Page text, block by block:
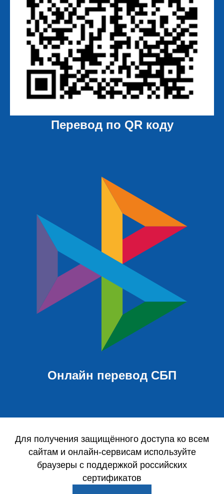
Перевод по QR коду
Онлайн перевод СБП
Для получения защищённого доступа ко всем
сайтам и онлайн-сервисам используйте
браузеры с поддержкой российских
сертификатов